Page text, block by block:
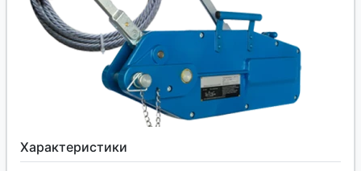
Характеристики